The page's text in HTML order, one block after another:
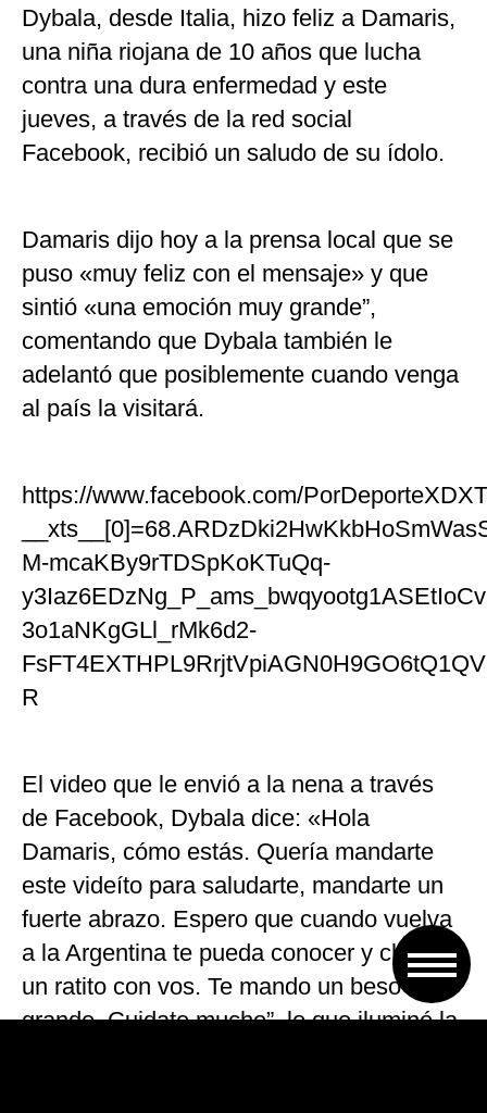
Dybala, desde Italia, hizo feliz a Damaris,
una niña riojana de 10 años que lucha
contra una dura enfermedad y este
jueves, a través de la red social
Facebook, recibió un saludo de su ídolo.
Damaris dijo hoy a la prensa local que se
puso «muy feliz con el mensaje» y que
sintió «una emoción muy grande”,
comentando que Dybala también le
adelantó que posiblemente cuando venga
al país la visitará.
https://www.facebook.com/
M-mcaKBy9rTDSpKoKTuQq-
3o1aNKgGLl_rMk6d2-
R
El video que le envió a la nena a través
de Facebook, Dybala dice: «Hola
Damaris, cómo estás. Quería mandarte
este videíto para saludarte, mandarte un
fuerte abrazo. Espero que cuando vuelva
a la Argentina te pueda conocer y charlar
un ratito con vos. Te mando un beso
grande. Cuidate mucho”, lo que iluminó la